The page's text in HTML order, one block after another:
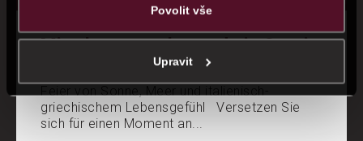
Povolit vše
Upravit
Mittelmeerwochenende in Saunia
Feier von Sonne, Meer und italienisch-
griechischem Lebensgefühl Versetzen Sie
sich für einen Moment an...